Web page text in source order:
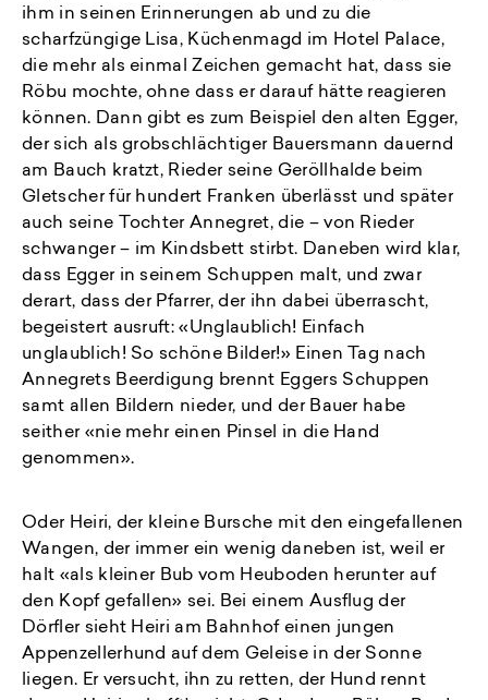
ihm in seinen Erinnerungen ab und zu die
scharfzüngige Lisa, Küchenmagd im Hotel Palace,
die mehr als einmal Zeichen gemacht hat, dass sie
Röbu mochte, ohne dass er darauf hätte reagieren
können. Dann gibt es zum Beispiel den alten Egger,
der sich als grobschlächtiger Bauersmann dauernd
am Bauch kratzt, Rieder seine Geröllhalde beim
Gletscher für hundert Franken überlässt und später
auch seine Tochter Annegret, die – von Rieder
schwanger – im Kindsbett stirbt. Daneben wird klar,
dass Egger in seinem Schuppen malt, und zwar
derart, dass der Pfarrer, der ihn dabei überrascht,
begeistert ausruft: «Unglaublich! Einfach
unglaublich! So schöne Bilder!» Einen Tag nach
Annegrets Beerdigung brennt Eggers Schuppen
samt allen Bildern nieder, und der Bauer habe
seither «nie mehr einen Pinsel in die Hand
genommen».
Oder Heiri, der kleine Bursche mit den eingefallenen
Wangen, der immer ein wenig daneben ist, weil er
halt «als kleiner Bub vom Heuboden herunter auf
den Kopf gefallen» sei. Bei einem Ausflug der
Dörfler sieht Heiri am Bahnhof einen jungen
Appenzellerhund auf dem Geleise in der Sonne
liegen. Er versucht, ihn zu retten, der Hund rennt